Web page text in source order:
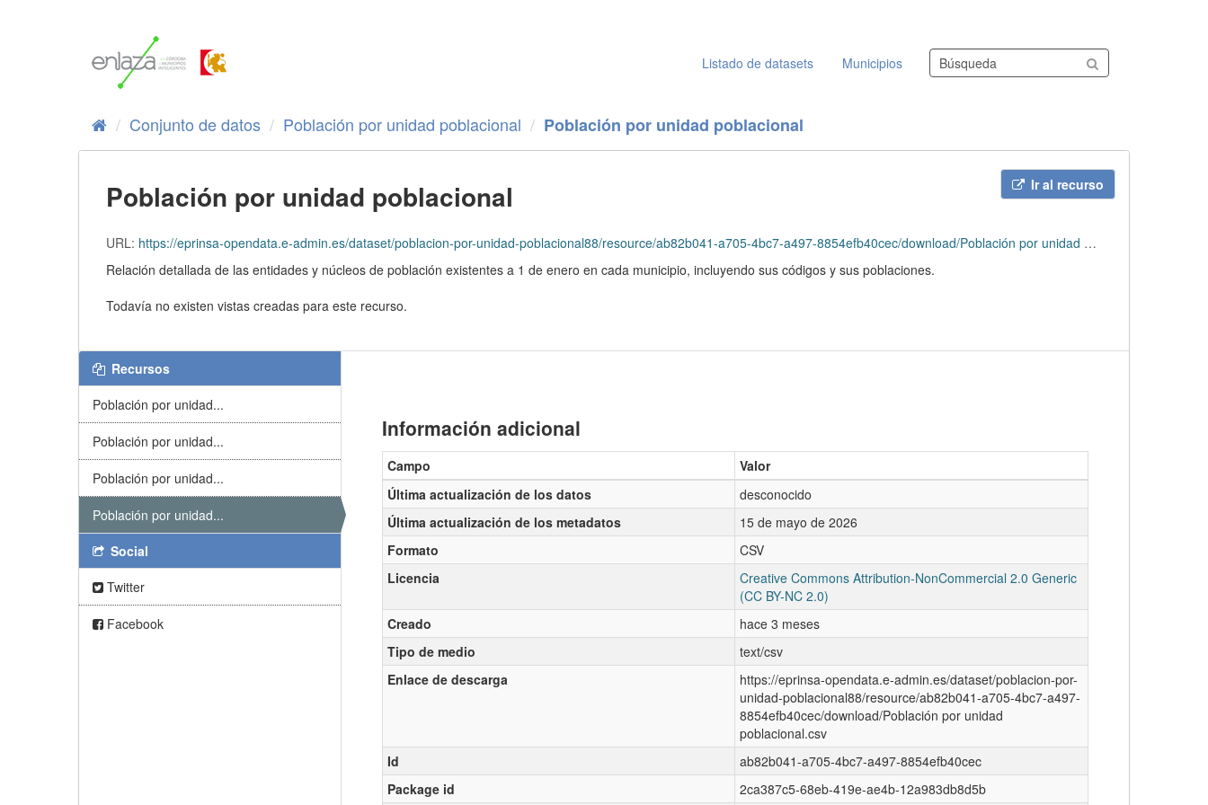
Listado de datasets
Municipios Buscar conjuntos de datos
Conjunto de datos Población por unidad poblacional Población por unidad poblacional
Ir al recurso
Población por unidad poblacional
URL: https://eprinsa-opendata.e-admin.es/dataset/poblacion-por-unidad-poblacional88/resource/ab82b041-a705-4bc7-a497-8854efb40cec/download/Población por unidad poblacional.csv
Relación detallada de las entidades y núcleos de población existentes a 1 de enero en cada municipio, incluyendo sus códigos y sus poblaciones.
Todavía no existen vistas creadas para este recurso.
Recursos
Población por unidad...
Población por unidad...
Población por unidad...
Población por unidad...
Social
Twitter
Facebook
Información adicional
Campo
Valor
Última actualización de los datos
desconocido
Última actualización de los metadatos
15 de mayo de 2026
Formato
CSV
Licencia
Creative Commons Attribution-NonCommercial 2.0 Generic
(CC BY-NC 2.0)
Creado
hace 3 meses
Tipo de medio
text/csv
Enlace de descarga
https://eprinsa-opendata.e-admin.es/dataset/poblacion-por-
unidad-poblacional88/resource/ab82b041-a705-4bc7-a497-
8854efb40cec/download/Población por unidad
poblacional.csv
Id
ab82b041-a705-4bc7-a497-8854efb40cec
Package id
2ca387c5-68eb-419e-ae4b-12a983db8d5b